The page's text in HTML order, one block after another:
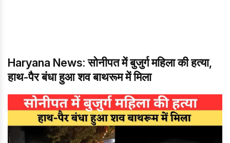
Haryana News: सोनीपत में बुजुर्ग महिला की हत्या,
हाथ-पैर बंधा हुआ शव बाथरूम में मिला